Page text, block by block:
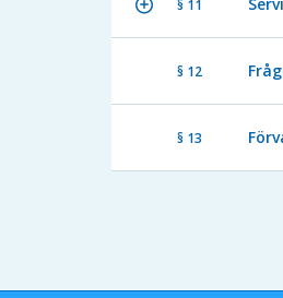
§ 11
§ 12
§ 13